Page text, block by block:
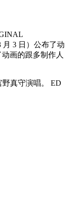
月 3 日）公布了动
画的跟多制作人
野真守演唱。 ED